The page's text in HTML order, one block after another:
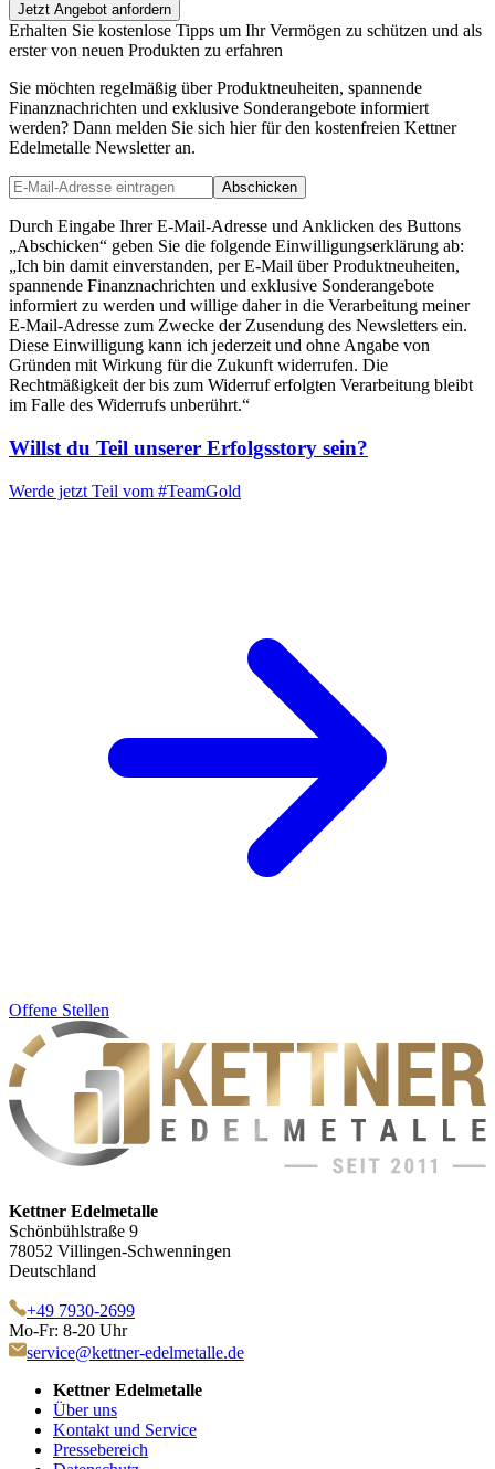
Jetzt Angebot anfordern
Erhalten Sie kostenlose Tipps um Ihr Vermögen zu schützen und als
erster von neuen Produkten zu erfahren
Sie möchten regelmäßig über Produktneuheiten, spannende
Finanznachrichten und exklusive Sonderangebote informiert
werden? Dann melden Sie sich hier für den kostenfreien Kettner
Edelmetalle Newsletter an.
Abschicken
Durch Eingabe Ihrer E-Mail-Adresse und Anklicken des Buttons
„Abschicken“ geben Sie die folgende Einwilligungserklärung ab:
„Ich bin damit einverstanden, per E-Mail über Produktneuheiten,
spannende Finanznachrichten und exklusive Sonderangebote
informiert zu werden und willige daher in die Verarbeitung meiner
E-Mail-Adresse zum Zwecke der Zusendung des Newsletters ein.
Diese Einwilligung kann ich jederzeit und ohne Angabe von
Gründen mit Wirkung für die Zukunft widerrufen. Die
Rechtmäßigkeit der bis zum Widerruf erfolgten Verarbeitung bleibt
im Falle des Widerrufs unberührt.“
Willst du Teil unserer Erfolgsstory sein?
Werde jetzt Teil vom #TeamGold
Offene Stellen
Kettner Edelmetalle
Schönbühlstraße 9
78052 Villingen-Schwenningen
Deutschland
+49 7930-2699
Mo-Fr: 8-20 Uhr
service@kettner-edelmetalle.de
Kettner Edelmetalle
Über uns
Kontakt und Service
Pressebereich